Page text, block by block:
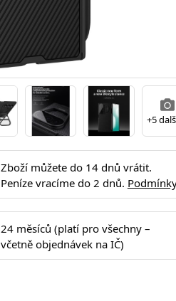
+5
Zboží můžete do 14 dnů vrátit.
Peníze vracíme do 2 dnů. Podmínky
24 měsíců (platí pro všechny –
včetně objednávek na IČ)